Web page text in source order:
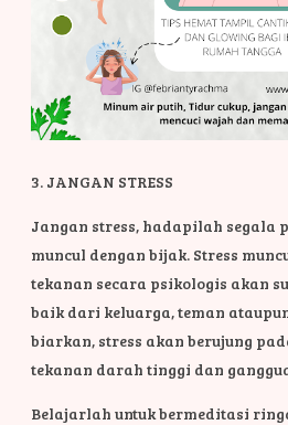
3. JANGAN STRESS
Jangan stress, hadapilah segala
muncul dengan bijak. Stress
tekanan secara psikologis akan
baik dari keluarga, teman
biarkan, stress akan berujung
tekanan darah tinggi dan
Belajarlah untuk bermeditasi